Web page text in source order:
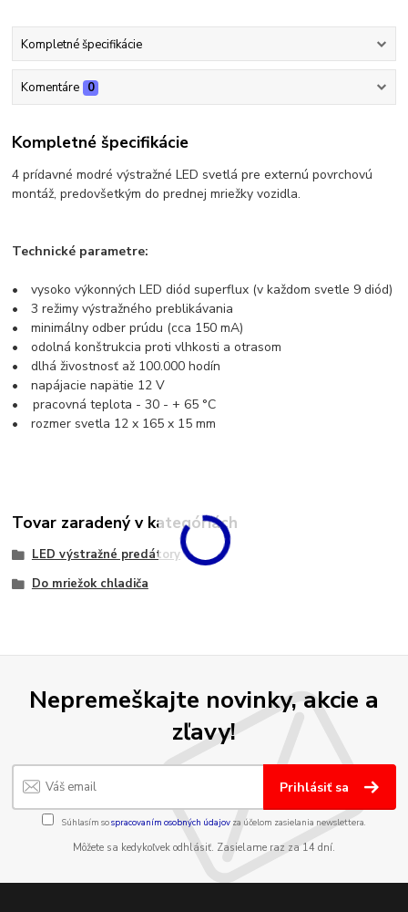
Kompletné špecifikácie
Komentáre 0
Kompletné špecifikácie
4 prídavné modré výstražné LED svetlá pre externú povrchovú
montáž, predovšetkým do prednej mriežky vozidla.
Technické parametre:
• vysoko výkonných LED diód superflux (v každom svetle 9 diód)
• 3 režimy výstražného preblikávania
• minimálny odber prúdu (cca 150 mA)
• odolná konštrukcia proti vlhkosti a otrasom
• dlhá živostnosť až 100.000 hodín
• napájacie napätie 12 V
• pracovná teplota - 30 - + 65 °C
• rozmer svetla 12 x 165 x 15 mm
Tovar zaradený v kategóriách
LED výstražné predátory
Do mriežok chladiča
Nepremeškajte novinky, akcie a
zľavy!
Prihlásiť sa
Súhlasím sospracovaním osobných údajov za účelom zasielania newslettera.
Môžete sa kedykoľvek odhlásiť. Zasielame raz za 14 dní.